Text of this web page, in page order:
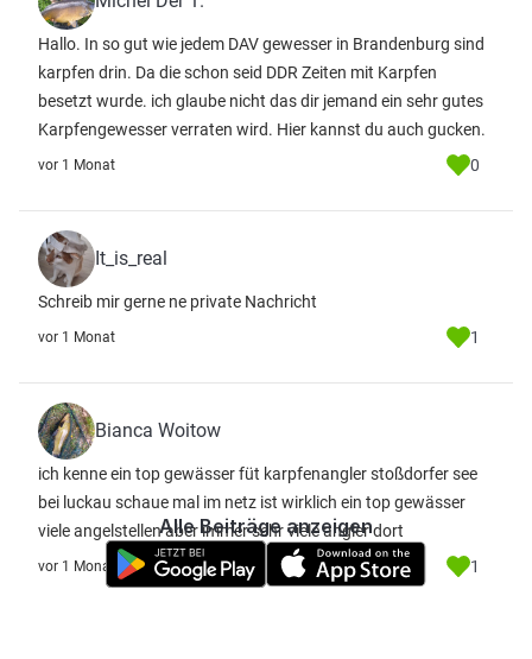
Hallo. In so gut wie jedem DAV gewesser in Brandenburg sind
karpfen drin. Da die schon seid DDR Zeiten mit Karpfen
besetzt wurde. ich glaube nicht das dir jemand ein sehr gutes
Karpfengewesser verraten wird. Hier kannst du auch gucken.
vor 1 Monat 0
It_is_real
Schreib mir gerne ne private Nachricht
vor 1 Monat 1
Bianca Woitow
ich kenne ein top gewässer füt karpfenangler stoßdorfer see
bei luckau schaue mal im netz ist wirklich ein top gewässer
viele angelstellen aber immer sehr viele angler dort
vor 1 Monat 1
Alle Beiträge anzeigen